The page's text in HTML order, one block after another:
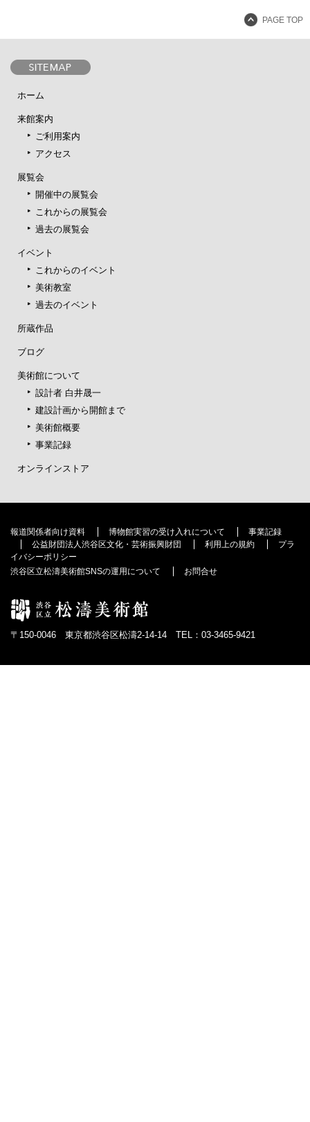
PAGE TOP
ホーム
来館案内
ご利用案内
アクセス
展覧会
開催中の展覧会
これからの展覧会
過去の展覧会
イベント
これからのイベント
美術教室
過去のイベント
所蔵作品
ブログ
美術館について
設計者 白井晟一
建設計画から開館まで
美術館概要
事業記録
オンラインストア
報道関係者向け資料 博物館実習の受け入れについて
事業記録
公益財団法人渋谷区文化・芸術振興財団
利用上の規約
プラ
イバシーポリシー
渋谷区立松濤美術館SNSの運用について
お問合せ
〒150-0046 東京都渋谷区松濤2-14-14 TEL：03-3465-9421